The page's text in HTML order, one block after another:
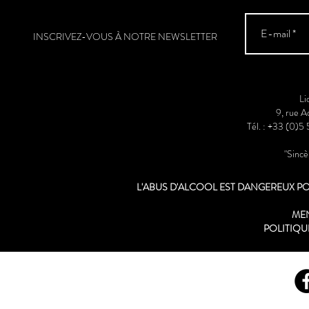
INSCRIVEZ-VOUS À NOTRE NEWSLETTER
9, rue
Tél. : +33
L'ABUS D'ALCOOL EST DANGEREUX